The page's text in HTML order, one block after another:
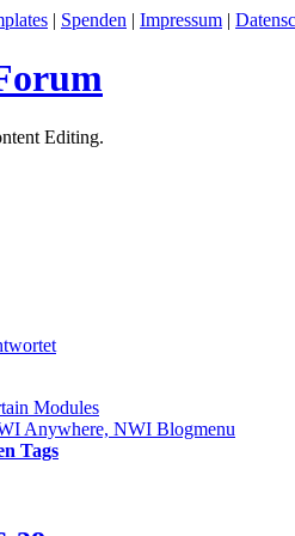
| Spenden | Impressum |
Editing.
Modules
Anywhere, NWI Blogmenu
Tags